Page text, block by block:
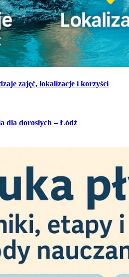
zajęć, lokalizacje i korzyści
dla dorosłych – Łódź